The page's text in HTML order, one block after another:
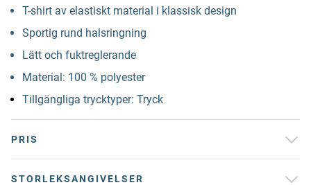
T-shirt av elastiskt material i klassisk design
Sportig rund halsringning
Lätt och fuktreglerande
Material: 100 % polyester
Tillgängliga trycktyper: Tryck
PRIS
STORLEKSANGIVELSER